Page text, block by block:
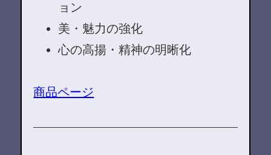
ョン
美・魅力の強化
心の高揚・精神の明晰化
商品ページ